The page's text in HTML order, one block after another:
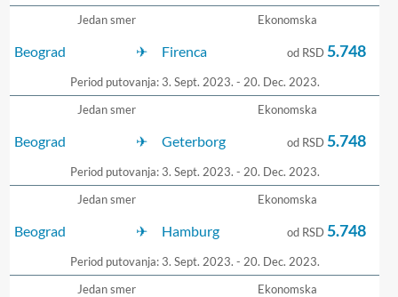
Jedan smer
Beograd Firenca
Ekonomska
Period putovanja: 3. Sept. 2023. - 20. Dec. 2023.
od RSD5.748
Jedan smer
Beograd Geterborg
Ekonomska
Period putovanja: 3. Sept. 2023. - 20. Dec. 2023.
od RSD5.748
Jedan smer
Beograd Hamburg
Ekonomska
Period putovanja: 3. Sept. 2023. - 20. Dec. 2023.
od RSD5.748
Jedan smer Ekonomska